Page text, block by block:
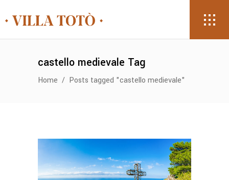
castello medievale Tag
Home / Posts tagged "castello medievale"